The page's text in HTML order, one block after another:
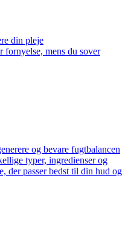
din pleje
fornyelse, mens du sover
og bevare fugtbalancen
typer, ingredienser og
der passer bedst til din hud og